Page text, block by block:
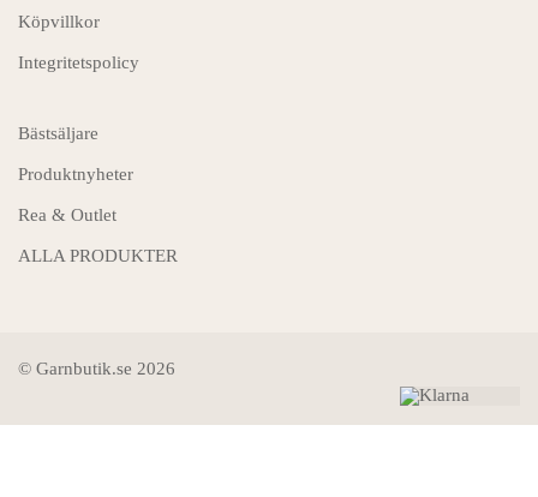
Köpvillkor
Integritetspolicy
Bästsäljare
Produktnyheter
Rea & Outlet
ALLA PRODUKTER
© Garnbutik.se 2026